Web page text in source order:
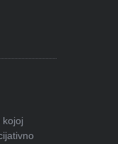
kojoj